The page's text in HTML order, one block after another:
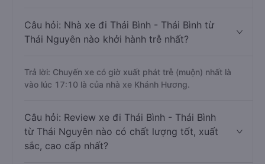
Câu hỏi: Nhà xe đi Thái Bình - Thái Bình từ
Thái Nguyên nào khởi hành trễ nhất?
Trả lời: Chuyến xe có giờ xuất phát trễ (muộn) nhất là
vào lúc 17:10 là của nhà xe Khánh Hương.
Câu hỏi: Review xe đi Thái Bình - Thái Bình
từ Thái Nguyên nào có chất lượng tốt, xuất
sắc, cao cấp nhất?